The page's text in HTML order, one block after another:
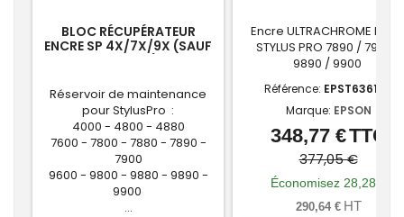
BLOC RÉCUPÉRATEUR
ENCRE SP 4X/7X/9X (SAUF
Réservoir de maintenance
pour StylusPro :
4000 - 4800 - 4880
7600 - 7800 - 7880 - 7890 -
7900
9600 - 9800 - 9880 - 9890 -
9900
...
Encre ULTRACHROME HDR
STYLUS PRO 7890 / 7900 /
9890 / 9900
Référence: EPST636100
Marque: EPSON
Prix
Prix
de
base
348,77 €TTC
377,05 €
Économisez 28,28 €
290,64 € HT